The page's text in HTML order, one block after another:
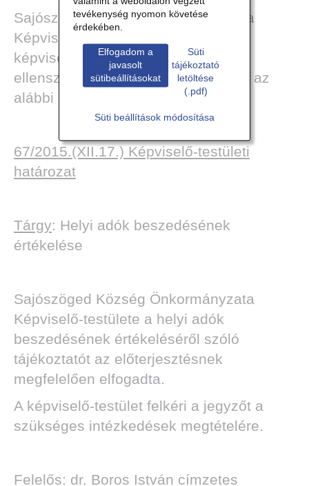
Sajószöged Község Önkormányzata
Képviselő-testülete a jelenlévő 7
képviselőből, 7 igen szavazattal,
ellenszavazat és tartózkodás nélkül az
alábbi határozatot hozta:
67/2015.(XII.17.) Képviselő-testületi
határozat
Tárgy: Helyi adók beszedésének
értékelése
Sajószöged Község Önkormányzata
Képviselő-testülete a helyi adók
beszedésének értékeléséről szóló
tájékoztatót az előterjesztésnek
megfelelően elfogadta.
A képviselő-testület felkéri a jegyzőt a
szükséges intézkedések megtételére.
Felelős: dr. Boros István címzetes
tevékenység nyomon követése
érdekében.
Elfogadom a
javasolt
sütibeállításokat
Süti
tájékoztató
letöltése
(.pdf)
Süti beállítások módosítása